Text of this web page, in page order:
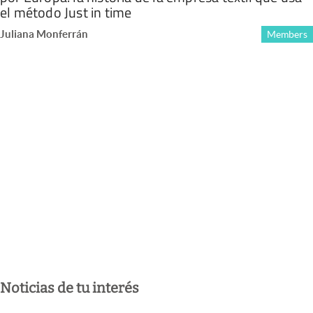
el método Just in time
Juliana Monferrán Members
Noticias de tu interés